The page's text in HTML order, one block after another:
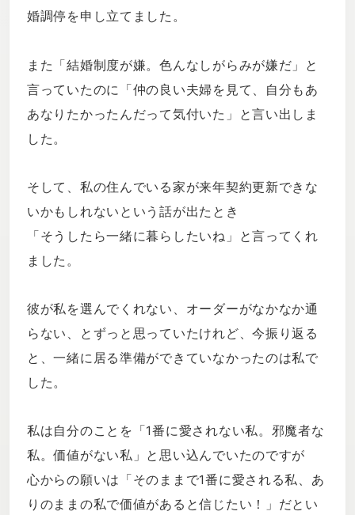
婚調停を申し立てました。
また「結婚制度が嫌。色んなしがらみが嫌だ」と
言っていたのに「仲の良い夫婦を見て、自分もあ
あなりたかったんだって気付いた」と言い出しま
した。
そして、私の住んでいる家が来年契約更新できな
いかもしれないという話が出たとき
「そうしたら一緒に暮らしたいね」と言ってくれ
ました。
彼が私を選んでくれない、オーダーがなかなか通
らない、とずっと思っていたけれど、今振り返る
と、一緒に居る準備ができていなかったのは私で
した。
私は自分のことを「1番に愛されない私。邪魔者な
私。価値がない私」と思い込んでいたのですが
心からの願いは「そのままで1番に愛される私、あ
りのままの私で価値があると信じたい！」だとい